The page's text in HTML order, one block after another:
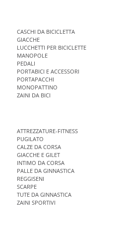
CASCHI DA BICICLETTA
GIACCHE
LUCCHETTI PER BICICLETTE
MANOPOLE
PEDALI
PORTABICI E ACCESSORI
PORTAPACCHI
MONOPATTINO
ZAINI DA BICI
ATTREZZATURE-FITNESS
PUGILATO
CALZE DA CORSA
GIACCHE E GILET
INTIMO DA CORSA
PALLE DA GINNASTICA
REGGISENI
SCARPE
TUTE DA GINNASTICA
ZAINI SPORTIVI